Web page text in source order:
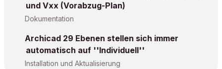
und Vxx (Vorabzug-Plan)
Dokumentation
Archicad 29 Ebenen stellen sich immer
automatisch auf ''Individuell''
Installation und Aktualisierung